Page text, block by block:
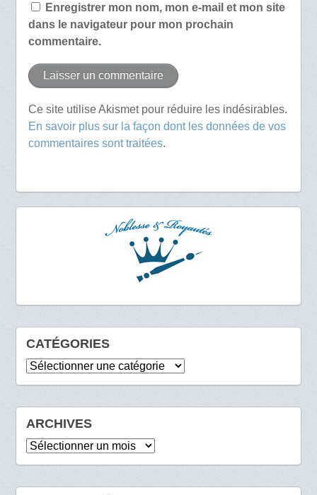
Enregistrer mon nom, mon e-mail et mon site
dans le navigateur pour mon prochain
commentaire.
Ce site utilise Akismet pour réduire les indésirables.
En savoir plus sur la façon dont les données de vos
commentaires sont traitées.
CATÉGORIES
Catégories
ARCHIVES
Archives